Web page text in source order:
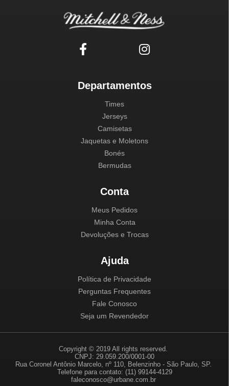
Departamentos
Times
Jerseys
Camisetas
Jaquetas e Moletons
Bonés
Bermudas
Conta
Meus Pedidos
Minha Conta
Devoluções e Trocas
Ajuda
Política de Privacidade
Perguntas Frequentes
Fale Conosco
Seja um Revendedor
Copyright © 2019 All rights reserved.
CNPJ: 29.059.200/0001-00
Rua Coronel Antônio Marcelo, nº 110, Belenzinho - São Paulo, SP.
Telefone para contato: (11) 99144-4129
faleconosco@urbane.com.br